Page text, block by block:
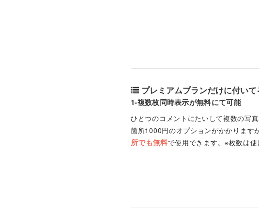
プレミアムプランだけに付い
1-複数枚同時表示が無料にて可能
ひとつのコメントにたいして複数の写
箇所1000円のオプションがかかります
所でも無料で使用できます。※枚数は使